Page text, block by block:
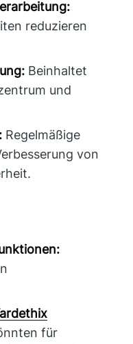
reduzieren
Beinhaltet
und
Regelmäßige
von
für